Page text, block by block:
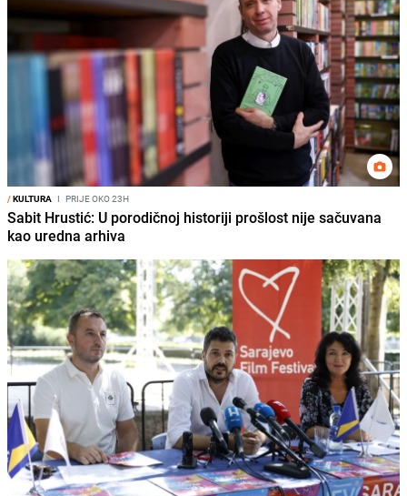
/KULTURA I PRIJE OKO 23H
Sabit Hrustić: U porodičnoj historiji prošlost nije sačuvana
kao uredna arhiva